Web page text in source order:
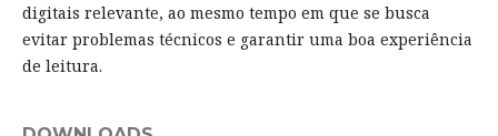
digitais relevante, ao mesmo tempo em que se busca
evitar problemas técnicos e garantir uma boa experiência
de leitura.